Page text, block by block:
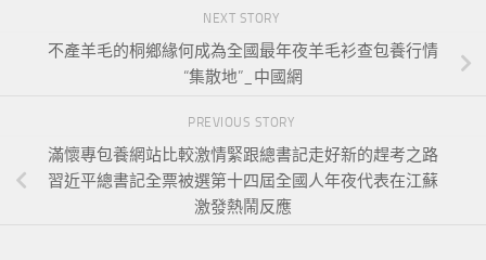
NEXT STORY
不產羊毛的桐鄉緣何成為全國最年夜羊毛衫查包養行情
“集散地”_中國網
PREVIOUS STORY
滿懷專包養網站比較激情緊跟總書記走好新的趕考之路
習近平總書記全票被選第十四屆全國人年夜代表在江蘇
激發熱鬧反應